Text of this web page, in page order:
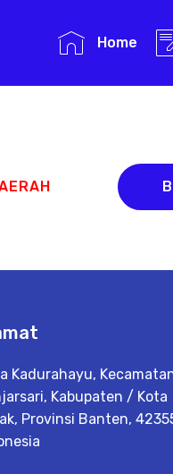
Home
Kadurahayu,
Kabupaten / Kota
Provinsi Banten,